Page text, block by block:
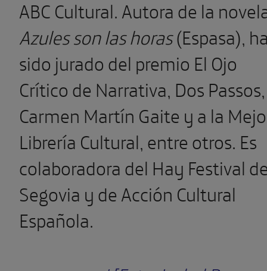
ABC Cultural. Autora de la
Azules son las horas(Espasa),
sido jurado del premio El Ojo
Crítico de Narrativa, Dos Passos,
Carmen Martín Gaite y a la
Librería Cultural, entre otros. Es
colaboradora del Hay Festival
Segovia y de Acción Cultural
Española.